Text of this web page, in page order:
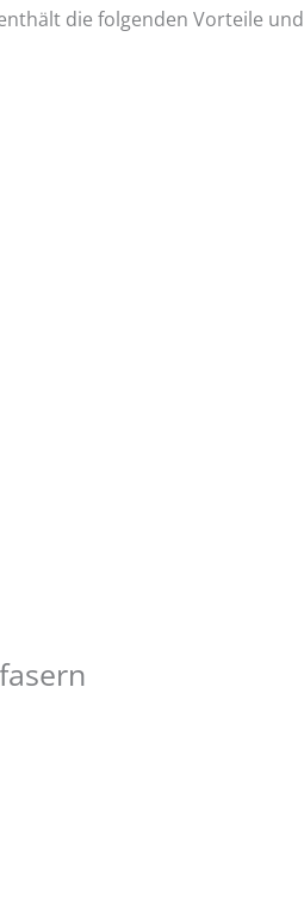
die folgenden Vorteile und